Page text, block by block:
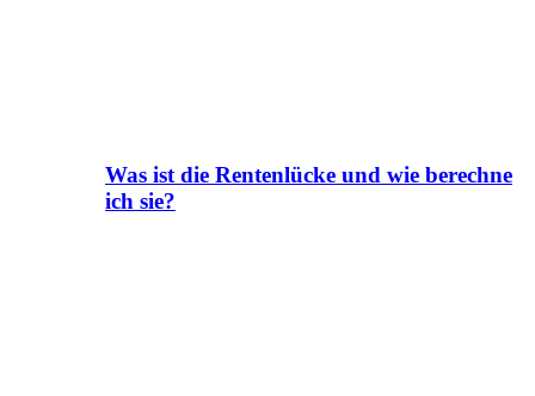
Was ist die Rentenlücke und wie berechne
ich sie?